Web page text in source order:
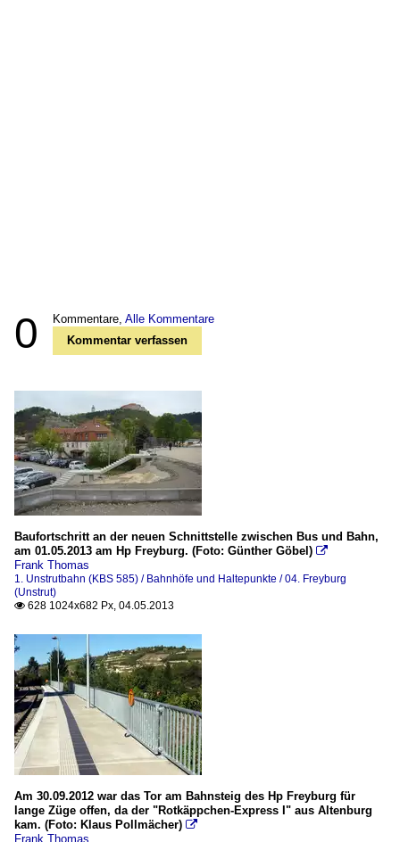
0 Kommentare, Alle Kommentare
Kommentar verfassen
Baufortschritt an der neuen Schnittstelle zwischen Bus und Bahn,
am 01.05.2013 am Hp Freyburg. (Foto: Günther Göbel) 
Frank Thomas
1. Unstrutbahn (KBS 585) / Bahnhöfe und Haltepunkte / 04. Freyburg
(Unstrut)
 628 1024x682 Px, 04.05.2013
Am 30.09.2012 war das Tor am Bahnsteig des Hp Freyburg für
lange Züge offen, da der "Rotkäppchen-Express I" aus Altenburg
kam. (Foto: Klaus Pollmächer) 
Frank Thomas